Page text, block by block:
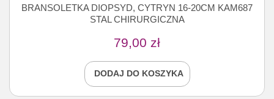
BRANSOLETKA DIOPSYD, CYTRYN 16-20CM KAM687
STAL CHIRURGICZNA
79,00 zł
DODAJ DO KOSZYKA